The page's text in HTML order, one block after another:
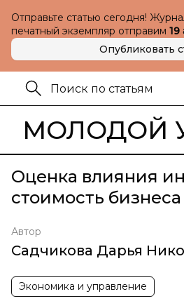
Отправьте статью сегодня!
печатный экземпляр отправим 19
Опубликовать
МОЛОДОЙ
Оценка влияния
стоимость бизнеса
Автор
Садчикова Дарья
Экономика и управление